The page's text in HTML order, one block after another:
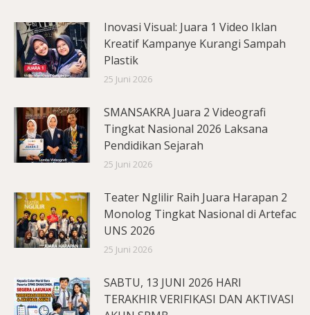
Inovasi Visual: Juara 1 Video Iklan
Kreatif Kampanye Kurangi Sampah
Plastik
25 Juni 2026
SMANSAKRA Juara 2 Videografi
Tingkat Nasional 2026 Laksana
Pendidikan Sejarah
25 Juni 2026
Teater Nglilir Raih Juara Harapan 2
Monolog Tingkat Nasional di Artefac
UNS 2026
25 Juni 2026
SABTU, 13 JUNI 2026 HARI
TERAKHIR VERIFIKASI DAN AKTIVASI